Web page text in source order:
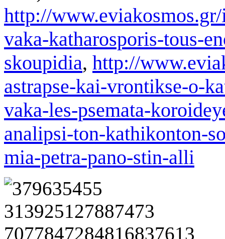
http://
vaka-katharosporis-tous-
skoupidia, http://
astrapse-kai-vrontikse-o-
vaka-les-psemata-
analipsi-ton-kathikonton-
mia-petra-pano-stin-alli